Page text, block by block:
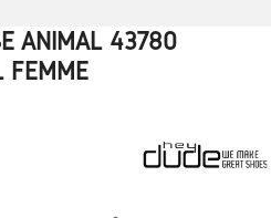
5 6 7 8 9
ANIMAL 43780
FEMME